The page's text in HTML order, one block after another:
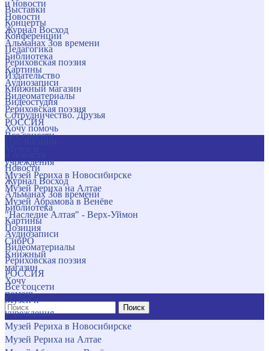
и новости
Новости
Журнал Восход
Альманах Зов времени
Библиотека
Картины
Аудиозаписи
Видеоматериалы
Рериховская поэзия
РОССИЯ
Все соцсети
учреждения
Музей Рериха в Новосибирске
Музей Рериха на Алтае
Музей Абрамова в Венёве
"Наследие Алтая" - Верх-Уймон
Позиция
СибРО
Книжный
магазин
Хочу
помочь
Поиск
Выставки
Концерты
Конференции
Педагогика
Рериховская поэзия
Издательство
Книжный магазин
Видеостудия
Сотрудничество. Друзья
Хочу помочь
Новости
Журнал Восход
Альманах Зов времени
Библиотека
Картины
Аудиозаписи
Видеоматериалы
Рериховская поэзия
РОССИЯ
Все соцсети
Музеи и
учреждения
Музей Рериха в Новосибирске
Музей Рериха на Алтае